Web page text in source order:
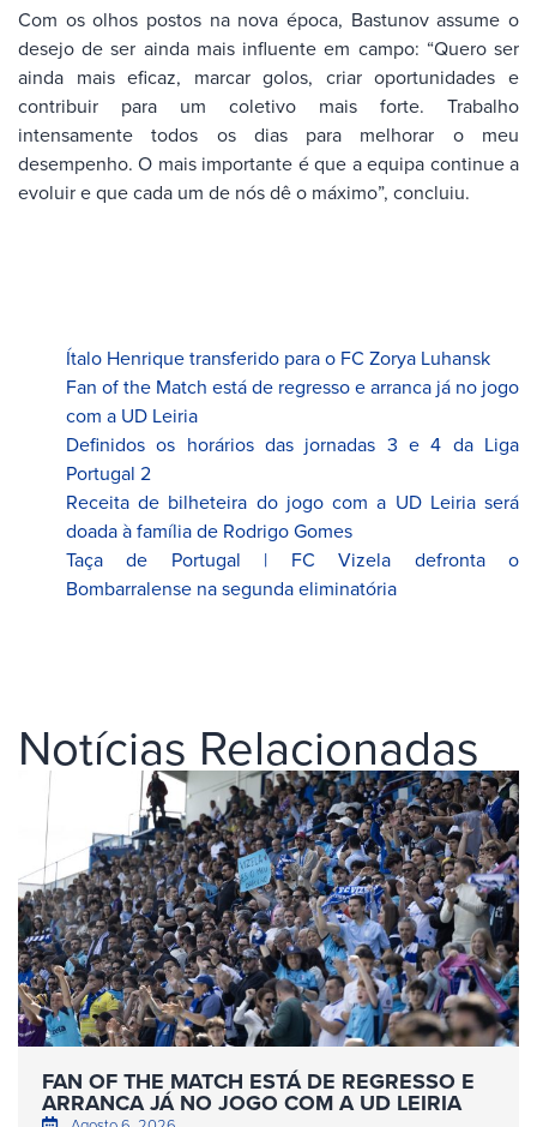
Com os olhos postos na nova época, Bastunov assume o
desejo de ser ainda mais influente em campo: “Quero ser
ainda mais eficaz, marcar golos, criar oportunidades e
contribuir para um coletivo mais forte. Trabalho
intensamente todos os dias para melhorar o meu
desempenho. O mais importante é que a equipa continue a
evoluir e que cada um de nós dê o máximo”, concluiu.
Ítalo Henrique transferido para o FC Zorya Luhansk
Fan of the Match está de regresso e arranca já no jogo
com a UD Leiria
Definidos os horários das jornadas 3 e 4 da Liga
Portugal 2
Receita de bilheteira do jogo com a UD Leiria será
doada à família de Rodrigo Gomes
Taça de Portugal | FC Vizela defronta o
Bombarralense na segunda eliminatória
Notícias Relacionadas
FAN OF THE MATCH ESTÁ DE REGRESSO E
ARRANCA JÁ NO JOGO COM A UD LEIRIA